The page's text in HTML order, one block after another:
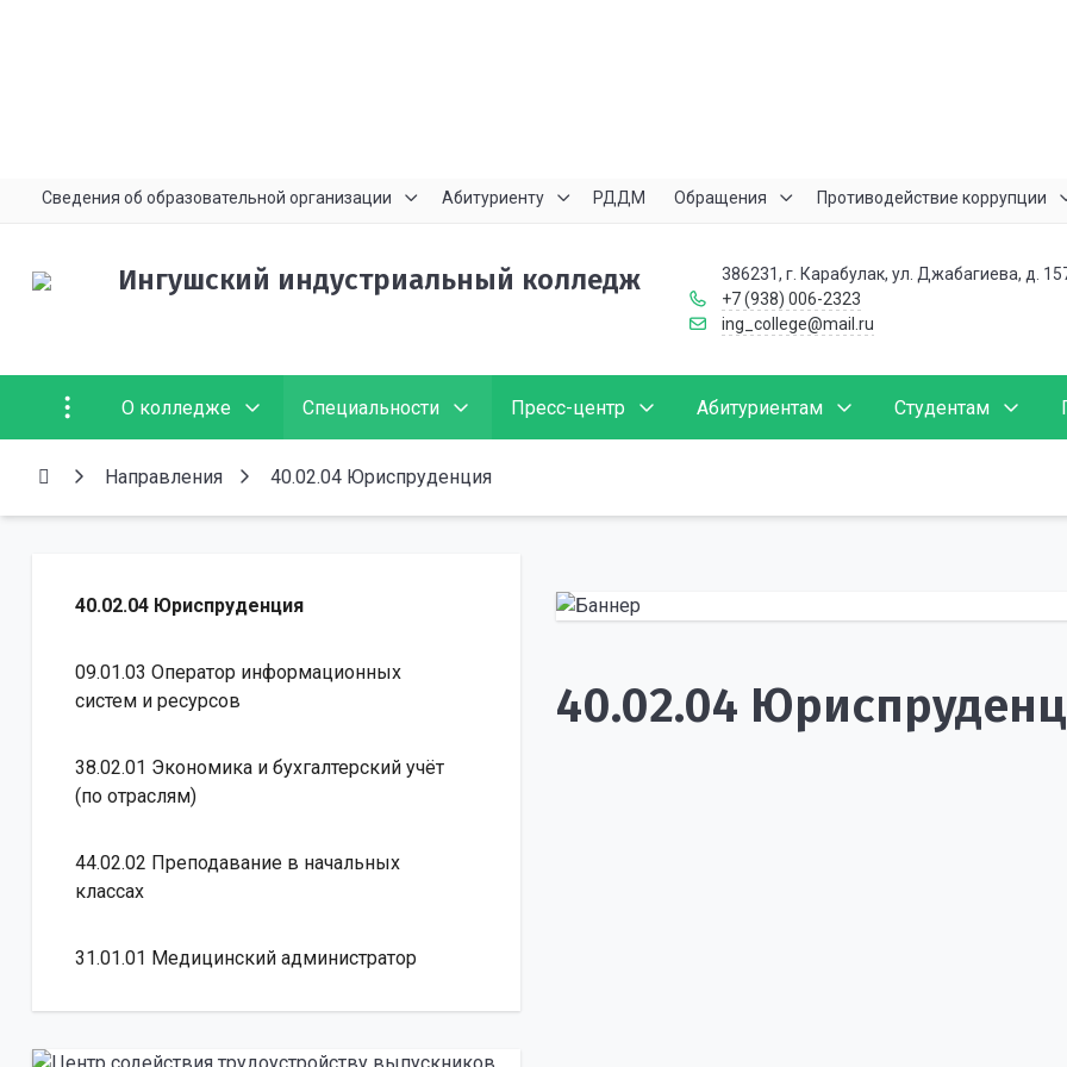
Сведения об образовательной организации Абитуриенту РДДМ Обращения Противодействие коррупции
Ингушский индустриальный колледж
386231, г. Карабулак, ул. Джабагиева, д.
+7 (938) 006-2323
ing_college@mail.ru
О колледже Специальности Пресс-центр Абитуриентам Студентам
Направления 40.02.04 Юриспруденция
40.02.04 Юриспруденция
09.01.03 Оператор информационных
систем и ресурсов
38.02.01 Экономика и бухгалтерский учёт
(по отраслям)
44.02.02 Преподавание в начальных
классах
31.01.01 Медицинский администратор
40.02.04